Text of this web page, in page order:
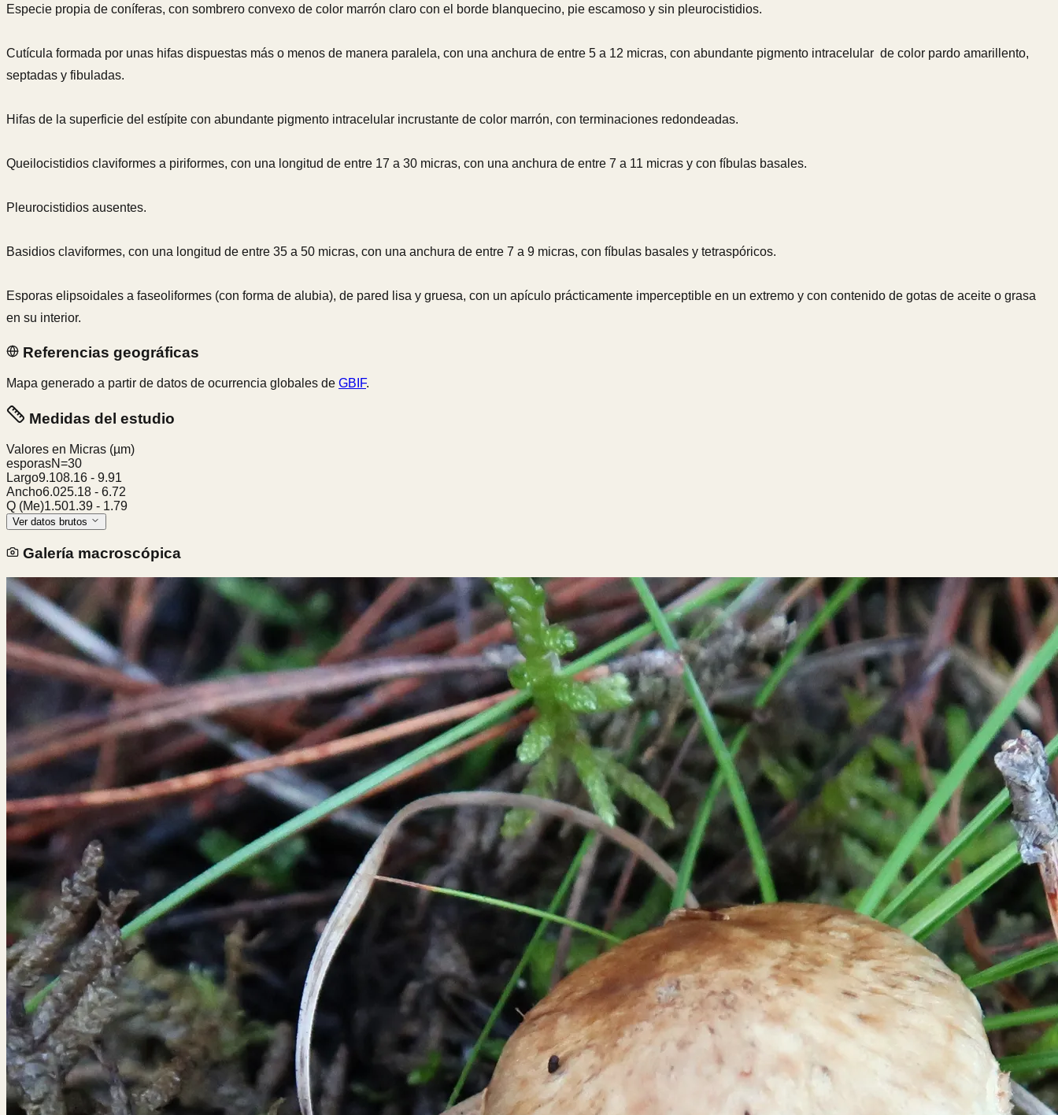
Especie propia de coníferas, con sombrero convexo de color marrón claro con el borde blanquecino, pie escamoso y sin pleurocistidios.
Cutícula formada por unas hifas dispuestas más o menos de manera paralela, con una anchura de entre 5 a 12 micras, con abundante pigmento intracelular de color pardo amarillento,
septadas y fibuladas.
Hifas de la superficie del estípite con abundante pigmento intracelular incrustante de color marrón, con terminaciones redondeadas.
Queilocistidios claviformes a piriformes, con una longitud de entre 17 a 30 micras, con una anchura de entre 7 a 11 micras y con fíbulas basales.
Pleurocistidios ausentes.
Basidios claviformes, con una longitud de entre 35 a 50 micras, con una anchura de entre 7 a 9 micras, con fíbulas basales y tetraspóricos.
Esporas elipsoidales a faseoliformes (con forma de alubia), de pared lisa y gruesa, con un apículo prácticamente imperceptible en un extremo y con contenido de gotas de aceite o grasa
en su interior.
Referencias geográficas
Mapa generado a partir de datos de ocurrencia globales de GBIF.
Medidas del estudio
Valores en Micras (µm)
esporasN=30
Largo9.108.16 - 9.91
Ancho6.025.18 - 6.72
Q (Me)1.501.39 - 1.79
Ver datos brutos
Galería macroscópica